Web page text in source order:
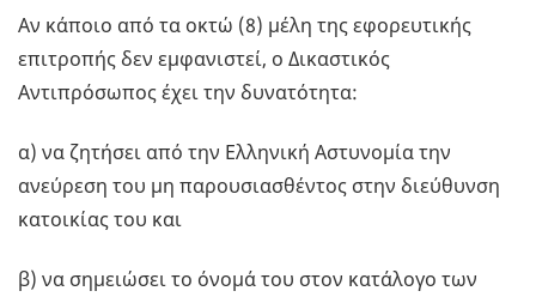
Αν κάποιο από τα οκτώ (8) μέλη της εφορευτικής
επιτροπής δεν εμφανιστεί, ο Δικαστικός
Αντιπρόσωπος έχει την δυνατότητα:
α) να ζητήσει από την Ελληνική Αστυνομία την
ανεύρεση του μη παρουσιασθέντος στην διεύθυνση
κατοικίας του και
β) να σημειώσει το όνομά του στον κατάλογο των